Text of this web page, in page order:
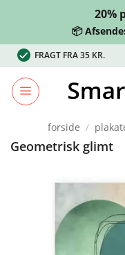
20%
📦
Fortsæt
til
indhold
FRAGT FRA 35 KR.
forside /
Geometrisk glimt